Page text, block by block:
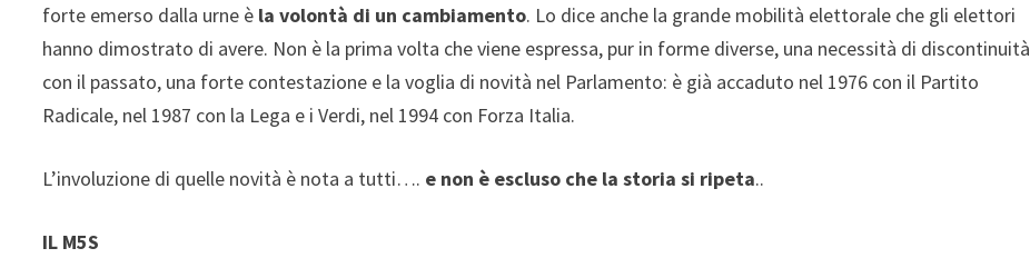
forte emerso dalla urne è la volontà di un cambiamento. Lo dice anche la grande mobilità elettorale che gli elettori
hanno dimostrato di avere. Non è la prima volta che viene espressa, pur in forme diverse, una necessità di discontinuità
con il passato, una forte contestazione e la voglia di novità nel Parlamento: è già accaduto nel 1976 con il Partito
Radicale, nel 1987 con la Lega e i Verdi, nel 1994 con Forza Italia.
L’involuzione di quelle novità è nota a tutti…. e non è escluso che la storia si ripeta..
IL M5S